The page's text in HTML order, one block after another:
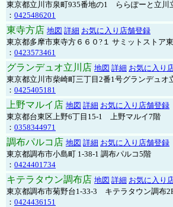
東京都立川市泉町935番地の1 ららぽーと立川
： 0425486201
東寺方店 地図 詳細 お気に入り店舗登録
東京都多摩市東寺方６６０?１ サミットストア
： 0423573461
グランデュオ立川店 地図 詳細 お気に入り
東京都立川市柴崎町三丁目2番1号グランデュオ
： 0425405181
上野マルイ店 地図 詳細 お気に入り店舗登録
東京都台東区上野6丁目15-1 上野マルイ7階
： 0358344971
調布パルコ店 地図 詳細 お気に入り店舗登録
東京都調布市小島町 1-38-1 調布パルコ5階
： 0424401734
キテラタウン調布店 地図 詳細 お気に入り
東京都調布市菊野台1-33-3 キテラタウン調布
： 0424436151